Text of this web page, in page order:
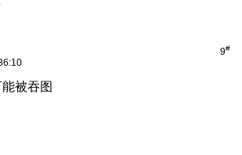
9#
被吞图